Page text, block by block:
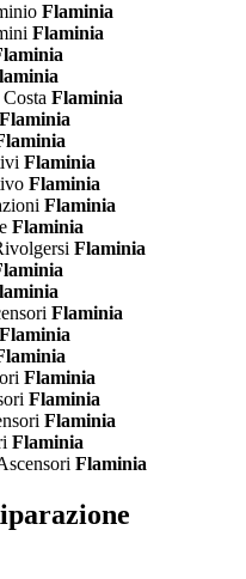
Flaminia
Flaminia
Flaminia
Flaminia
Flaminia
Flaminia
Flaminia
Flaminia
Flaminia
Flaminia
Flaminia
Flaminia
Flaminia
Flaminia
Flaminia
Flaminia